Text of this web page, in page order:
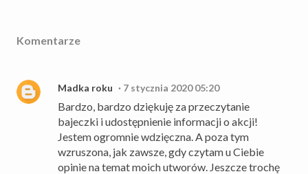
Komentarze
Madka roku 7 stycznia 2020 05:20
Bardzo, bardzo dziękuję za przeczytanie
bajeczki i udostępnienie informacji o akcji!
Jestem ogromnie wdzięczna. A poza tym
wzruszona, jak zawsze, gdy czytam u Ciebie
opinie na temat moich utworów. Jeszcze trochę